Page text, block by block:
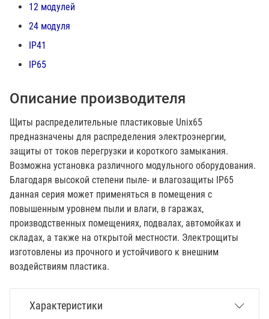
12 модулей
24 модуля
IP41
IP65
Описание производителя
Щиты распределительные пластиковые Unix65
предназначены для распределения электроэнергии,
защиты от токов перегрузки и короткого замыкания.
Возможна установка различного модульного оборудования.
Благодаря высокой степени пыле- и влагозащиты IP65
данная серия может применяться в помещения с
повышенным уровнем пыли и влаги, в гаражах,
производственных помещениях, подвалах, автомойках и
складах, а также на открытой местности. Электрощиты
изготовлены из прочного и устойчивого к внешним
воздействиям пластика.
Характеристики